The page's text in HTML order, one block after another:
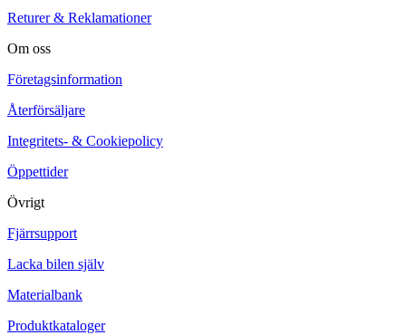
Returer & Reklamationer
Om oss
Företagsinformation
Återförsäljare
Integritets- & Cookiepolicy
Öppettider
Övrigt
Fjärrsupport
Lacka bilen själv
Materialbank
Produktkataloger